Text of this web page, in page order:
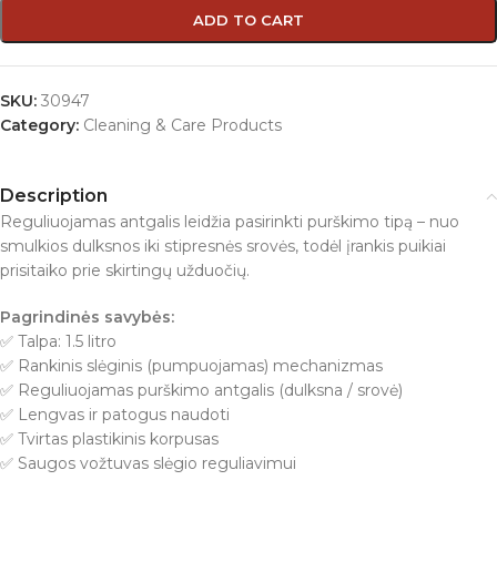
ADD TO CART
SKU: 30947
Category: Cleaning & Care Products
Description
Reguliuojamas antgalis leidžia pasirinkti purškimo tipą – nuo
smulkios dulksnos iki stipresnės srovės, todėl įrankis puikiai
prisitaiko prie skirtingų užduočių.
Pagrindinės savybės:
✅ Talpa: 1.5 litro
✅ Rankinis slėginis (pumpuojamas) mechanizmas
✅ Reguliuojamas purškimo antgalis (dulksna / srovė)
✅ Lengvas ir patogus naudoti
✅ Tvirtas plastikinis korpusas
✅ Saugos vožtuvas slėgio reguliavimui